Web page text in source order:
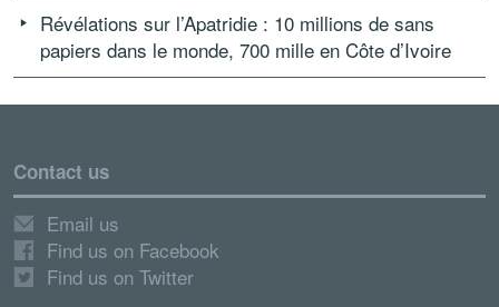
Révélations sur l’Apatridie : 10 millions de sans
papiers dans le monde, 700 mille en Côte d’Ivoire
Contact us
Email us
Find us on Facebook
Find us on Twitter